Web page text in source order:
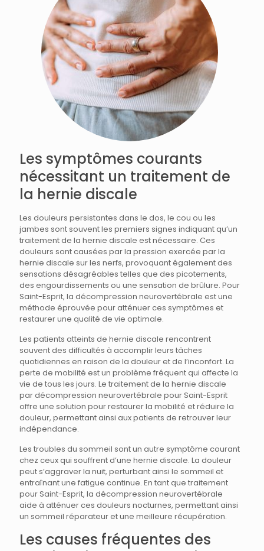
Les symptômes courants
nécessitant un traitement de
la hernie discale
Les douleurs persistantes dans le dos, le cou ou les
jambes sont souvent les premiers signes indiquant qu’un
traitement de la hernie discale est nécessaire. Ces
douleurs sont causées par la pression exercée par la
hernie discale sur les nerfs, provoquant également des
sensations désagréables telles que des picotements,
des engourdissements ou une sensation de brûlure. Pour
Saint-Esprit, la décompression neurovertébrale est une
méthode éprouvée pour atténuer ces symptômes et
restaurer une qualité de vie optimale.
Les patients atteints de hernie discale rencontrent
souvent des difficultés à accomplir leurs tâches
quotidiennes en raison de la douleur et de l’inconfort. La
perte de mobilité est un problème fréquent qui affecte la
vie de tous les jours. Le traitement de la hernie discale
par décompression neurovertébrale pour Saint-Esprit
offre une solution pour restaurer la mobilité et réduire la
douleur, permettant ainsi aux patients de retrouver leur
indépendance.
Les troubles du sommeil sont un autre symptôme courant
chez ceux qui souffrent d’une hernie discale. La douleur
peut s’aggraver la nuit, perturbant ainsi le sommeil et
entraînant une fatigue continue. En tant que traitement
pour Saint-Esprit, la décompression neurovertébrale
aide à atténuer ces douleurs nocturnes, permettant ainsi
un sommeil réparateur et une meilleure récupération.
Les causes fréquentes des